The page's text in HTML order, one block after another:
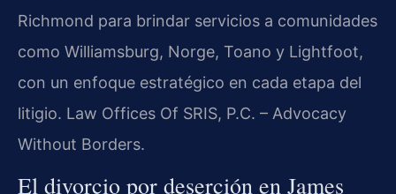
Richmond para brindar servicios a comunidades
como Williamsburg, Norge, Toano y Lightfoot,
con un enfoque estratégico en cada etapa del
litigio. Law Offices Of SRIS, P.C. – Advocacy
Without Borders.
El divorcio por deserción en James